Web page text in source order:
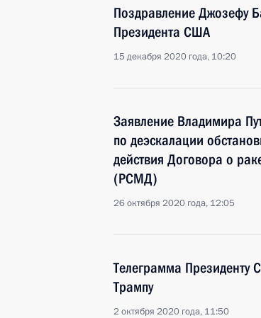
Поздравление Джозефу
Президента США
15 декабря 2020 года, 10:20
Заявление Владимира
по деэскалации
действия Договора о
(РСМД)
26 октября 2020 года, 12:05
Телеграмма Президенту
Трампу
2 октября 2020 года, 11:50